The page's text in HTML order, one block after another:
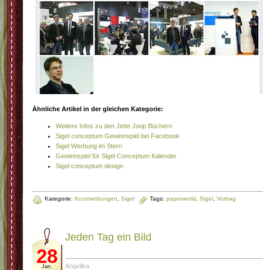
Ähnliche Artikel in der gleichen Kategorie:
Weitere Infos zu den Jette Joop Büchern
Sigel conceptum Gewinnspiel bei Facebook
Sigel Werbung im Stern
Gewinnspiel für Sigel Conceptum Kalender
Sigel conceptum design
Kategorie: Kurzmeldungen Sigel Tags: paperworld Sigel Vortrag
28
Jan.
Jeden Tag ein Bild
Angelika